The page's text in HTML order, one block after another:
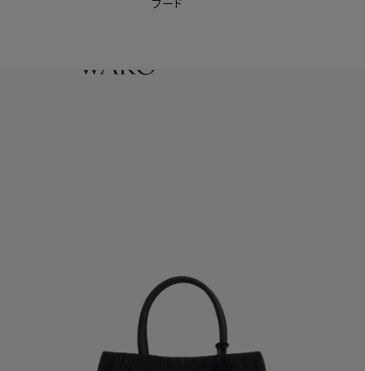
【会員様限定】夏のプレゼントキャンペーン開催中
フード